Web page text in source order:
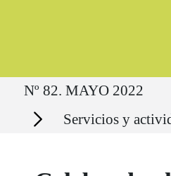
Ruta del sitio
Nº 82. MAYO 2022
Secciones Servicios y